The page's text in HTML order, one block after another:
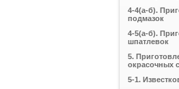
4-4(а-б).
подмазок
4-5(а-б).
шпатлевок
5.
окрасочных
5-1.